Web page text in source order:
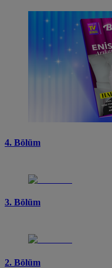
4. Bölüm
3. Bölüm
2. Bölüm